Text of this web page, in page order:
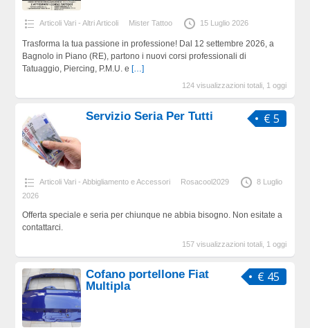
Articoli Vari - Altri Articoli Mister Tattoo 15 Luglio 2026
Trasforma la tua passione in professione! Dal 12 settembre 2026, a
Bagnolo in Piano (RE), partono i nuovi corsi professionali di
Tatuaggio, Piercing, P.M.U. e […]
124 visualizzazioni totali, 1 oggi
€ 5
Servizio Seria Per Tutti
Articoli Vari - Abbigliamento e Accessori Rosacool2029
8 Luglio
2026
Offerta speciale e seria per chiunque ne abbia bisogno. Non esitate a
contattarci.
157 visualizzazioni totali, 1 oggi
€ 45
Cofano portellone Fiat
Multipla